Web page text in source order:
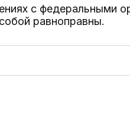
с федеральными
равноправны.